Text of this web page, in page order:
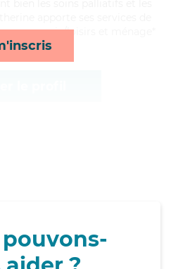
compagnie/loisirs et ménage*